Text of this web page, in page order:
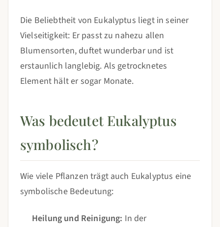
Die Beliebtheit von Eukalyptus liegt in seiner
Vielseitigkeit: Er passt zu nahezu allen
Blumensorten, duftet wunderbar und ist
erstaunlich langlebig. Als getrocknetes
Element hält er sogar Monate.
Was bedeutet Eukalyptus
symbolisch?
Wie viele Pflanzen trägt auch Eukalyptus eine
symbolische Bedeutung:
Heilung und Reinigung: In der